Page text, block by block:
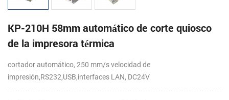
KP-210H 58mm automático de corte quiosco
de la impresora térmica
cortador automático, 250 mm/s velocidad de
impresión,RS232,USB,interfaces LAN, DC24V